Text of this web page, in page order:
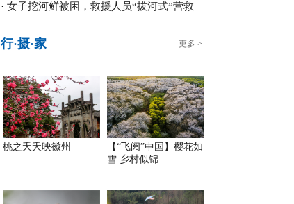
· 女子挖河鲜被困，救援人员“拔河式”营救
行·摄·家 更多 >
桃之夭夭映徽州
【“飞阅”中国】樱花如
雪 乡村似锦